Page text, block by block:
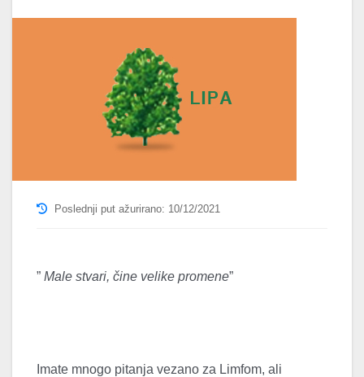
Poslednji put ažurirano: 10/12/2021
” Male stvari, čine velike promene”
Imate mnogo pitanja vezano za Limfom, ali